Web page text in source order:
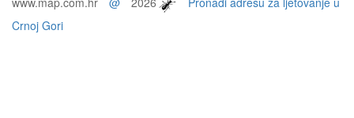
Crnoj Gori